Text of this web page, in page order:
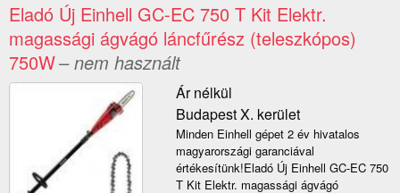
Eladó Új Einhell GC-EC 750 T Kit Elektr.
magassági ágvágó láncfűrész (teleszkópos)
750W– nem használt
Ár nélkül
Budapest X. kerület
Minden Einhell gépet 2 év hivatalos
magyarországi garanciával
értékesítünk!Eladó Új Einhell GC-EC 750
T Kit Elektr. magassági ágvágó